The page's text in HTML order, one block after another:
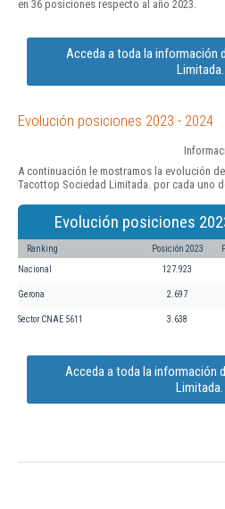
en 36 posiciones respecto al año 2023.
Acceda a toda la información
Limitada.
Evolución posiciones 2023 - 2024
A continuación le mostramos la evolución
Tacottop Sociedad Limitada. por cada uno
Evolución posiciones
Ranking Posición 2023
Nacional 127.923
Gerona 2.697
Sector CNAE 5611 3.638
Acceda a toda la información
Limitada.